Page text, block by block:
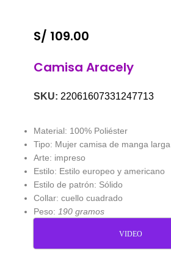
S/ 109.00
Camisa Aracely
SKU: 22061607331247713
Material: 100% Poliéster
Tipo: Mujer camisa de manga larga
Arte: impreso
Estilo: Estilo europeo y americano
Estilo de patrón: Sólido
Collar: cuello cuadrado
Peso: 190 gramos
VIDEO